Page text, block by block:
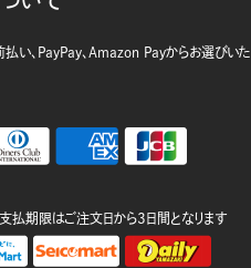
払い、PayPay、Amazon Payからお選びいた
払期限はご注文日から3日間となります